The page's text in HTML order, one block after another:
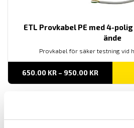
ETL Provkabel PE med 4-
ände
Provkabel för säker testning vid
650.00 KR – 950.00 KR
TILL